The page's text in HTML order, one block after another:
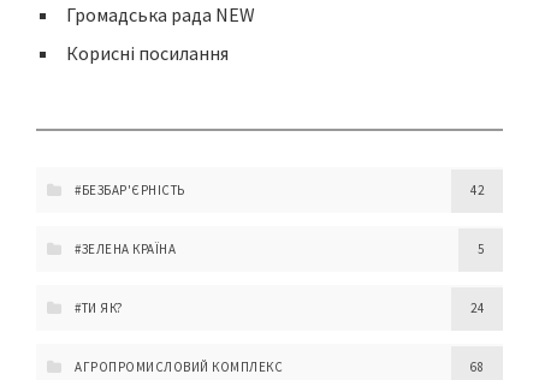
Громадська рада NEW
Корисні посилання
#БЕЗБАР'ЄРНІСТЬ 42
#ЗЕЛЕНА КРАЇНА 5
#ТИ ЯК? 24
АГРОПРОМИСЛОВИЙ КОМПЛЕКС 68